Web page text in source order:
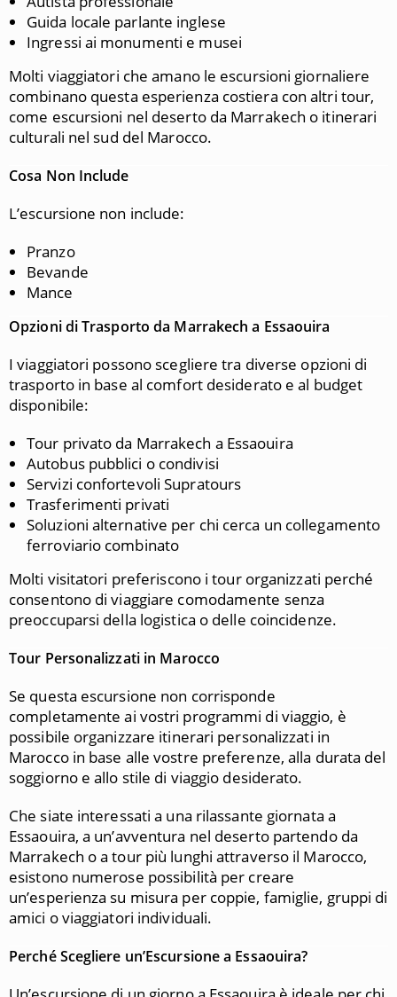
Guida locale parlante inglese
Ingressi ai monumenti e musei
Molti viaggiatori che amano le escursioni giornaliere
combinano questa esperienza costiera con altri tour,
come escursioni nel deserto da Marrakech o itinerari
culturali nel sud del Marocco.
Cosa Non Include
L’escursione non include:
Pranzo
Bevande
Mance
Opzioni di Trasporto da Marrakech a Essaouira
I viaggiatori possono scegliere tra diverse opzioni di
trasporto in base al comfort desiderato e al budget
disponibile:
Tour privato da Marrakech a Essaouira
Autobus pubblici o condivisi
Servizi confortevoliSupratours
Trasferimenti privati
Soluzioni alternative per chi cerca un collegamento
ferroviario combinato
Molti visitatori preferiscono i tour organizzati perché
consentono di viaggiare comodamente senza
preoccuparsi della logistica o delle coincidenze.
Tour Personalizzati in Marocco
Se questa escursione non corrisponde
completamente ai vostri programmi di viaggio, è
possibile organizzare itinerari personalizzati in
Marocco in base alle vostre preferenze, alla durata del
soggiorno e allo stile di viaggio desiderato.
Che siate interessati a una rilassante giornata a
Essaouira, a un’avventura nel deserto partendo da
Marrakech o a tour più lunghi attraverso il Marocco,
esistono numerose possibilità per creare
un’esperienza su misura per coppie, famiglie, gruppi di
amici o viaggiatori individuali.
Perché Scegliere un’Escursione a Essaouira?